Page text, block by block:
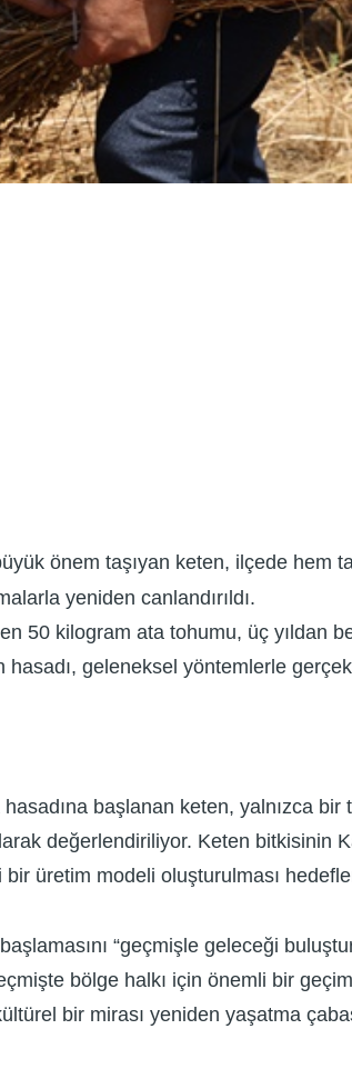
önem taşıyan keten, ilçede hem
yeniden canlandırıldı.
50 kilogram ata tohumu, üç yıldan
geleneksel yöntemlerle
başlanan keten, yalnızca
değerlendiriliyor. Keten bitkisinin
üretim modeli oluşturulması
“geçmişle geleceği
bölge halkı için önemli bir
bir mirası yeniden yaşatma